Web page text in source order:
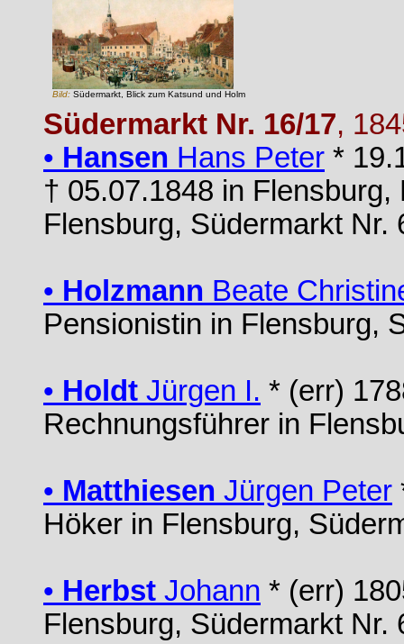
Bild: Südermarkt, Blick zum Katsund und Holm
Südermarkt Nr. 16/17,
• Hansen Hans Peter *
† 05.07.1848 in
Flensburg, Südermarkt Nr.
• Holzmann Beate
Pensionistin in Flensburg,
• Holdt Jürgen I. * (err)
Rechnungsführer in
• Matthiesen Jürgen Peter
Höker in Flensburg,
• Herbst Johann * (err)
Flensburg, Südermarkt Nr.